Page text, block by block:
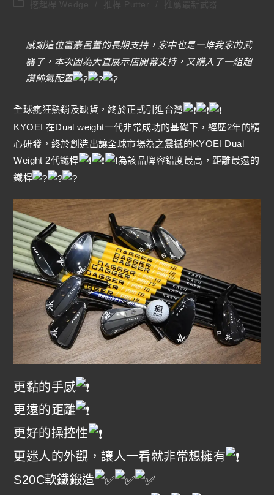
感謝這位富豪呂董的長期支持，家中也是一堆我家的武
器了，本次因為大直展示店開幕支持，又購入了一組超
讚帥氣配置
全球瘋狂熱銷及缺貨，終於正式引進台灣
KYOEI 在Dual weight一代非常成功的基礎下，經歷2年的精
心研發，終於創造出讓全球市場為之震撼的KYOEI Dual
Weight 2代鐵桿
為該品牌容錯度最高，距離最遠的
鐵桿
更黏的手感
更遠的距離
更好的操控性
更迷人的外觀，讓人一看就非常想擁有
S20C軟鐵鍛造